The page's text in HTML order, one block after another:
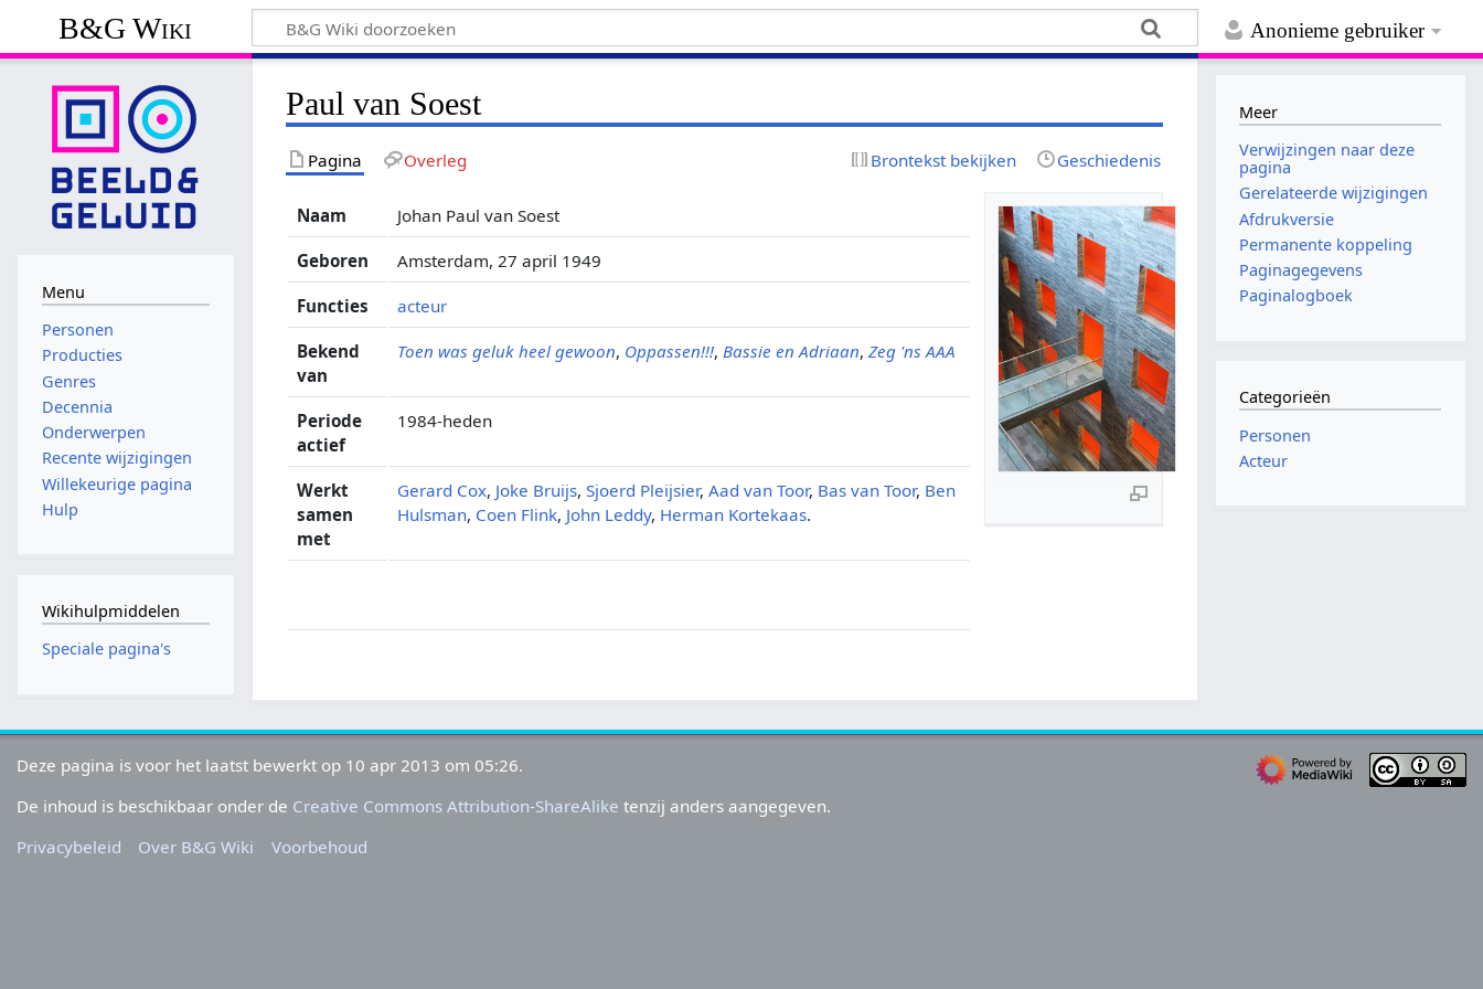
Anonieme gebruiker
B&G Wiki
Paul van Soest
Pagina Overleg Brontekst bekijken Geschiedenis
Naam Johan Paul van Soest
Geboren Amsterdam, 27 april 1949
Functies acteur
Bekend
van
Toen was geluk heel gewoon, Oppassen!!!, Bassie en Adriaan,Zeg 'ns AAA
Periode
actief
1984-heden
Werkt
samen
met
Gerard Cox, Joke Bruijs,Sjoerd Pleijsier,Aad van Toor, Bas van Toor, Ben
Hulsman, Coen Flink, John Leddy, Herman Kortekaas.
Menu
Personen
Producties
Genres
Decennia
Onderwerpen
Recente wijzigingen
Willekeurige pagina
Hulp
Wikihulpmiddelen
Speciale pagina's
Meer
Verwijzingen naar deze
pagina
Gerelateerde wijzigingen
Afdrukversie
Permanente koppeling
Paginagegevens
Paginalogboek
Categorieën
Personen
Acteur
Deze pagina is voor het laatst bewerkt op 10 apr 2013 om 05:26.
De inhoud is beschikbaar onder de Creative Commons Attribution-ShareAlike tenzij anders aangegeven.
Privacybeleid
Over B&G Wiki Voorbehoud